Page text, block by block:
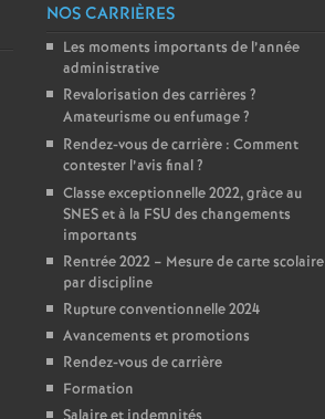
e
m
e
n
t
s
d
NOS CARRIÈRES
Les moments importants de l’année
administrative
Revalorisation des carrières ?
Amateurisme ou enfumage?
Rendez-vous de carrière : Comment
contester l’avis final?
Classe exceptionnelle 2022, gràce au
SNES et à la FSU des changements
importants
Rentrée 2022 – Mesure de carte scolaire
par discipline
Rupture conventionnelle 2024
Avancements et promotions
Rendez-vous de carrière
Formation